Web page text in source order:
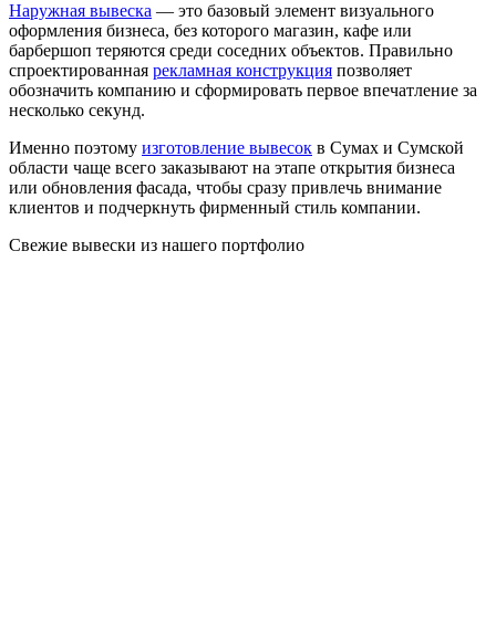
Наружная вывеска — это базовый элемент визуального
оформления бизнеса, без которого магазин, кафе или
барбершоп теряются среди соседних объектов. Правильно
спроектированная рекламная конструкция позволяет
обозначить компанию и сформировать первое впечатление за
несколько секунд.
Именно поэтому изготовление вывесок в Сумах и Сумской
области чаще всего заказывают на этапе открытия бизнеса
или обновления фасада, чтобы сразу привлечь внимание
клиентов и подчеркнуть фирменный стиль компании.
Свежие вывески из нашего портфолио